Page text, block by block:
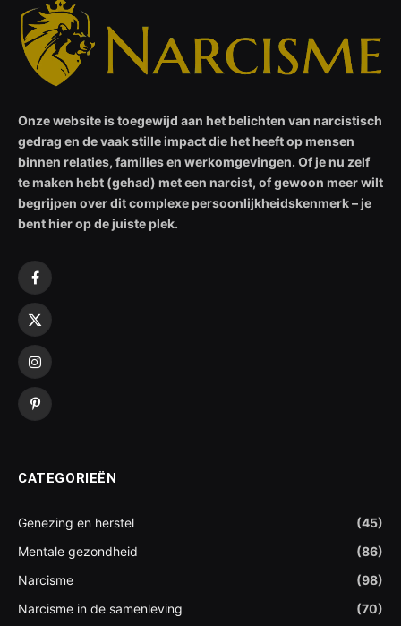
Onze website is toegewijd aan het belichten van narcistisch
gedrag en de vaak stille impact die het heeft op mensen
binnen relaties, families en werkomgevingen. Of je nu zelf
te maken hebt (gehad) met een narcist, of gewoon meer wilt
begrijpen over dit complexe persoonlijkheidskenmerk – je
bent hier op de juiste plek.
Facebook
X
(Twitter)
Instagram
Pinterest
CATEGORIEËN
Genezing en herstel
(45)
Mentale gezondheid
(86)
Narcisme
(98)
Narcisme in de samenleving
(70)